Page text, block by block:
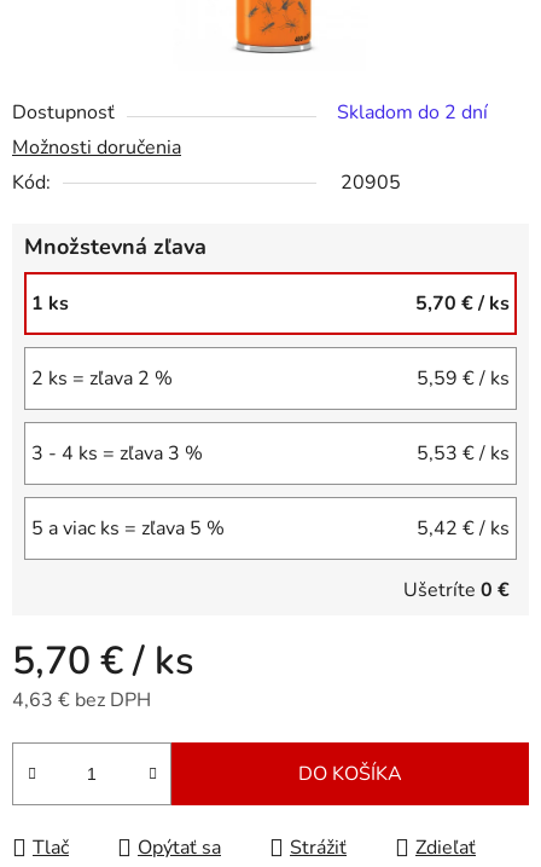
Dostupnosť
Skladom do 2 dní
Možnosti doručenia
Kód:
20905
Množstevná zľava
1 ks 5,70 €/ ks
2 ks = zľava 2 % 5,59 €/ ks
3 - 4 ks = zľava 3 % 5,53 €/ ks
5 a viac ks = zľava 5 % 5,42 €/ ks
Ušetríte 0 €
5,70 €/ ks
4,63 € bez DPH
Jednotková cena:
DO KOŠÍKA
Tlač Opýtať sa Strážiť Zdieľať